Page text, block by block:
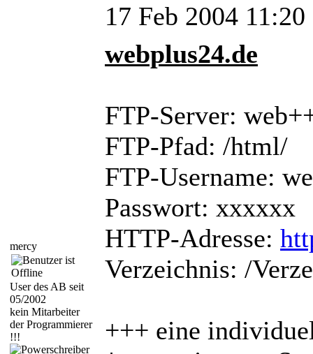
mercy
User des AB seit
05/2002
kein Mitarbeiter
der Programmierer
!!!
17 Feb 2004 11:20
webplus24.de
FTP-Server:
FTP-Pfad: /html/
FTP-Username:
Passwort: xxxxxx
HTTP-Adresse:
Verzeichnis: /
+++ eine